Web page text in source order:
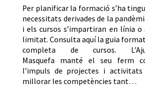
Per planificar la formació s’ha
necessitats derivades de la
i els cursos s’impartiran en línia
limitat. Consulta aquí la guia
completa de cursos.
Masquefa manté el seu ferm
l’impuls de projectes i activitats
millorar les competències tant…